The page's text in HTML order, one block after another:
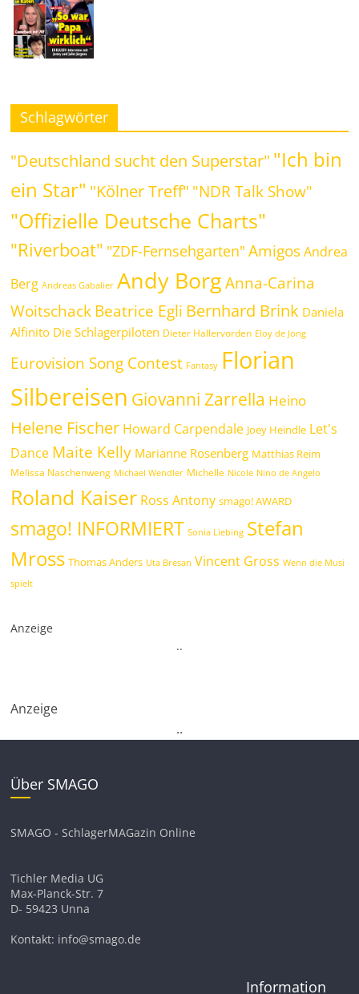
Schlagwörter
"Deutschland sucht den Superstar" "Ich bin
ein Star" "Kölner Treff" "NDR Talk Show"
"Offizielle Deutsche Charts"
"Riverboat" "ZDF-Fernsehgarten" Amigos Andrea
Berg Andreas Gabalier Andy Borg Anna-Carina
WoitschackBeatrice Egli Bernhard Brink Daniela
Alfinito Die Schlagerpiloten Dieter Hallervorden Eloy de Jong
Eurovision Song Contest Fantasy Florian
Silbereisen Giovanni Zarrella Heino
Helene Fischer Howard Carpendale Joey Heindle Let's
Dance Maite Kelly Marianne Rosenberg Matthias Reim
Melissa Naschenweng Michael Wendler Michelle Nicole Nino de Angelo
Roland Kaiser Ross Antony smago! AWARD
smago! INFORMIERT Sonia Liebing Stefan
Mross Thomas Anders Uta Bresan Vincent Gross Wenn die Musi
spielt
Anzeige
..
Anzeige
..
Über SMAGO
SMAGO - SchlagerMAGazin Online
Tichler Media UG
Max-Planck-Str. 7
D- 59423 Unna
Kontakt: info@smago.de
Information